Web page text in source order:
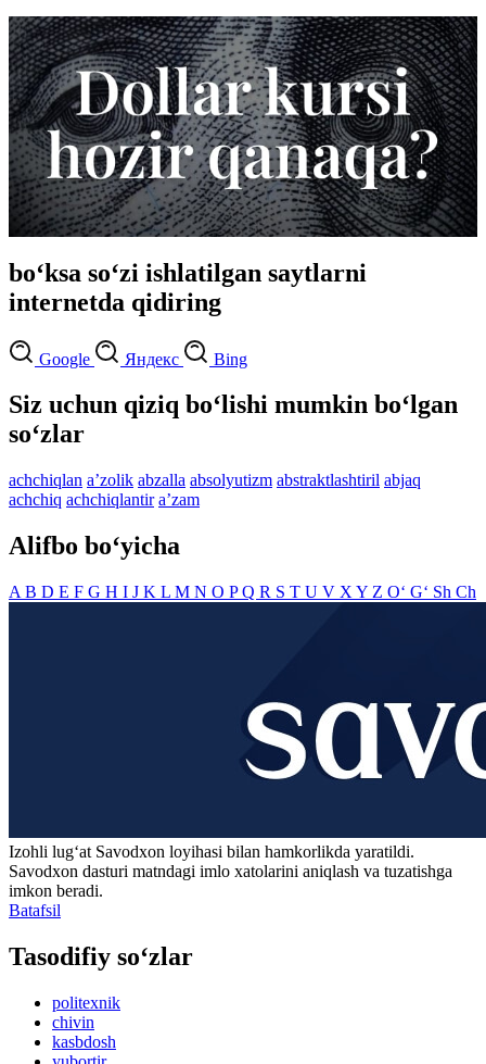
bo‘ksa so‘zi ishlatilgan saytlarni
internetda qidiring
Google Яндекс Bing
Siz uchun qiziq bo‘lishi mumkin bo‘lgan
so‘zlar
achchiqlan aʼzolik abzalla absolyutizm abstraktlashtiril abjaq
achchiq achchiqlantir aʼzam
Alifbo bo‘yicha
A B D E F G H I J K L M N O PQ R S T U V X Y Z O‘ G‘ Sh Ch
Izohli lugʻat Savodxon loyihasi bilan hamkorlikda yaratildi.
Savodxon dasturi matndagi imlo xatolarini aniqlash va tuzatishga
imkon beradi.
Batafsil
Tasodifiy so‘zlar
politexnik
chivin
kasbdosh